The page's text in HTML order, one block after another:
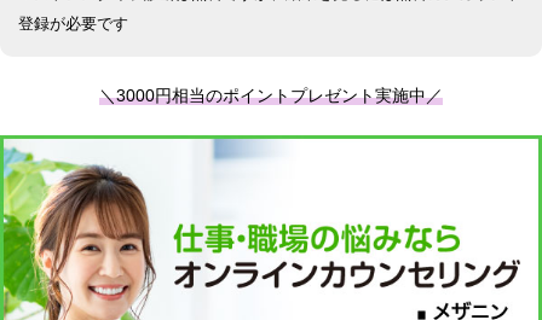
登録が必要です
＼3000円相当のポイントプレゼント実施中／